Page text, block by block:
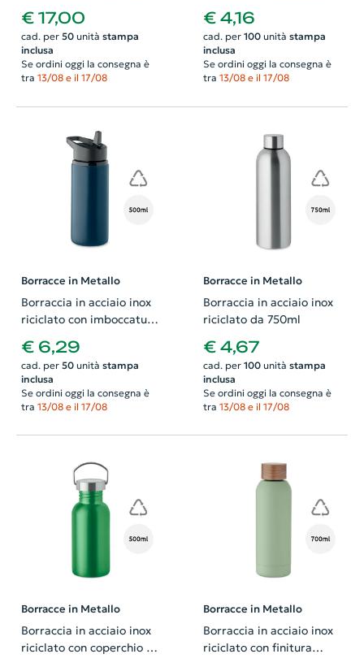
inox riciclato da 500ml e
portapranzo in PP
riciclata e bambù
€ 17,00
cad. per 50unità stampa
inclusa
Se ordini oggi la consegna è
tra 13/08 e il 17/08
da 750ml
€ 4,16
cad. per 100unità stampa
inclusa
Se ordini oggi la consegna è
tra 13/08 e il 17/08
Borracce in Metallo
Borraccia in acciaio inox
riciclato con imboccatura
coperchio con maniglia
500ml
€ 6,29
cad. per 50unità stampa
inclusa
Se ordini oggi la consegna è
tra 13/08 e il 17/08
Borracce in Metallo
Borraccia in acciaio inox
riciclato da 750ml
€ 4,67
cad. per 100unità stampa
inclusa
Se ordini oggi la consegna è
tra 13/08 e il 17/08
Borracce in Metallo
Borraccia in acciaio inox
riciclato con coperchio e
Borracce in Metallo
Borraccia in acciaio inox
riciclato con finitura